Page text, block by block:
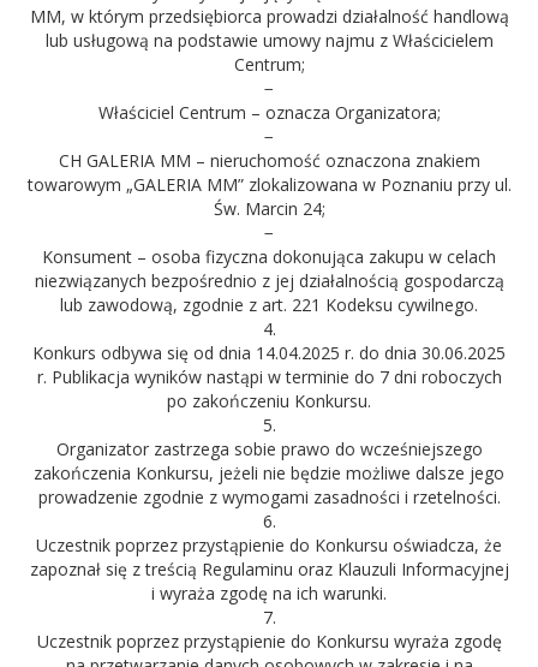
MM, w którym przedsiębiorca prowadzi działalność handlową
lub usługową na podstawie umowy najmu z Właścicielem
Centrum;
−
Właściciel Centrum – oznacza Organizatora;
−
CH GALERIA MM – nieruchomość oznaczona znakiem
towarowym „GALERIA MM” zlokalizowana w Poznaniu przy ul.
Św. Marcin 24;
−
Konsument – osoba fizyczna dokonująca zakupu w celach
niezwiązanych bezpośrednio z jej działalnością gospodarczą
lub zawodową, zgodnie z art. 221 Kodeksu cywilnego.
4.
Konkurs odbywa się od dnia 14.04.2025 r. do dnia 30.06.2025
r. Publikacja wyników nastąpi w terminie do 7 dni roboczych
po zakończeniu Konkursu.
5.
Organizator zastrzega sobie prawo do wcześniejszego
zakończenia Konkursu, jeżeli nie będzie możliwe dalsze jego
prowadzenie zgodnie z wymogami zasadności i rzetelności.
6.
Uczestnik poprzez przystąpienie do Konkursu oświadcza, że
zapoznał się z treścią Regulaminu oraz Klauzuli Informacyjnej
i wyraża zgodę na ich warunki.
7.
Uczestnik poprzez przystąpienie do Konkursu wyraża zgodę